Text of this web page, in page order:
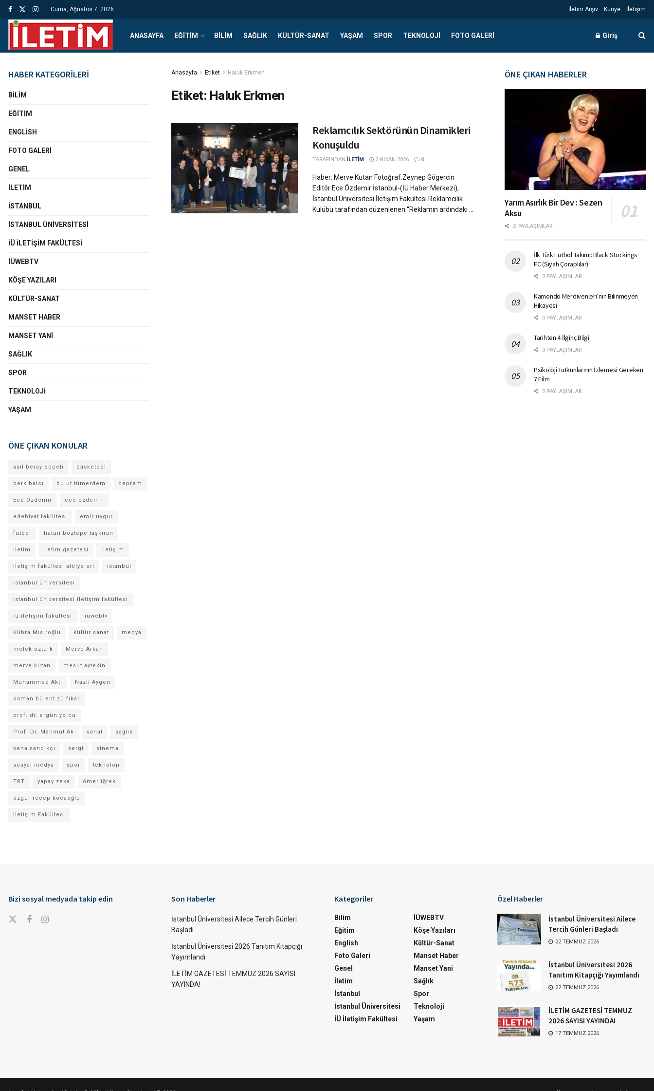
Cuma, Ağustos 7, 2026 İletim Arşiv Künye İletişim
ANASAYFA EĞITIM BILIM SAĞLIK KÜLTÜR-SANAT YAŞAM SPOR TEKNOLOJI FOTO GALERI Giriş
Anasayfa Etiket Haluk Erkmen
Etiket: Haluk Erkmen
Reklamcılık Sektörünün Dinamikleri
Konuşuldu
TARAFINDAN İLETİM 2 NISAN 2026 0
Haber: Merve Kutan Fotoğraf:Zeynep Gögercin
Editör:Ece Özdemir İstanbul-(İÜ Haber Merkezi),
İstanbul Üniversitesi İletişim Fakültesi Reklamcılık
Kulübü tarafından düzenlenen “Reklamın ardındaki ...
HABER KATEGORİLERİ
BILIM
EĞITIM
ENGLISH
FOTO GALERI
GENEL
İLETIM
İSTANBUL
İSTANBUL ÜNIVERSITESI
İÜ İLETIŞIM FAKÜLTESI
İÜWEBTV
KÖŞE YAZILARI
KÜLTÜR-SANAT
MANSET HABER
MANSET YANI
SAĞLIK
SPOR
TEKNOLOJI
YAŞAM
ÖNE ÇIKAN KONULAR
asil beray epçeli basketbol
berk balcı bulut tümerdem deprem
Ece Özdemir ece özdemir
edebiyat fakültesi emir uygur
futbol hatun boztepe taşkıran
iletim iletim gazetesi iletişim
iletişim fakültesi atölyeleri istanbul
istanbul üniversitesi
istanbul üniversitesi iletişim fakültesi
iü iletişim fakültesi iüwebtv
Kübra Mısıroğlu kültür sanat medya
melek öztürk Merve Arkan
merve kutan mesut aytekin
Muhammed Aktı Nazlı Aygen
osman bülent zülfikar
prof. dr. ergün yolcu
Prof. Dr. Mahmut Ak sanat sağlık
sena sandıkçı sergi sinema
sosyal medya spor teknoloji
TRT yapay zeka ömer iğrek
özgür recep kocaoğlu
İletişim Fakültesi
ÖNE ÇIKAN HABERLER
Yarım Asırlık Bir Dev : Sezen
Aksu
2 PAYLAŞIMLAR
İlk Türk Futbol Takımı: Black Stockings
FC (Siyah Çoraplılar)
0 PAYLAŞIMLAR
Kamondo Merdivenleri’nin Bilinmeyen
Hikayesi
0 PAYLAŞIMLAR
Tarihten 4 İlginç Bilgi
0 PAYLAŞIMLAR
Psikoloji Tutkunlarının İzlemesi Gereken
7 Film
0 PAYLAŞIMLAR
Bizi sosyal medyada takip edin Son Haberler
İstanbul Üniversitesi Ailece Tercih Günleri
Başladı
İstanbul Üniversitesi 2026 Tanıtım Kitapçığı
Yayımlandı
İLETİM GAZETESİ TEMMUZ 2026 SAYISI
YAYINDA!
Kategoriler
Bilim
Eğitim
English
Foto Galeri
Genel
İletim
İstanbul
İstanbul Üniversitesi
İÜ İletişim Fakültesi
İÜWEBTV
Köşe Yazıları
Kültür-Sanat
Manset Haber
Manset Yani
Sağlık
Spor
Teknoloji
Yaşam
Özel Haberler
İstanbul Üniversitesi Ailece
Tercih Günleri Başladı
22 TEMMUZ 2026
İstanbul Üniversitesi 2026
Tanıtım Kitapçığı Yayımlandı
22 TEMMUZ 2026
İLETİM GAZETESİ TEMMUZ
2026 SAYISI YAYINDA!
17 TEMMUZ 2026